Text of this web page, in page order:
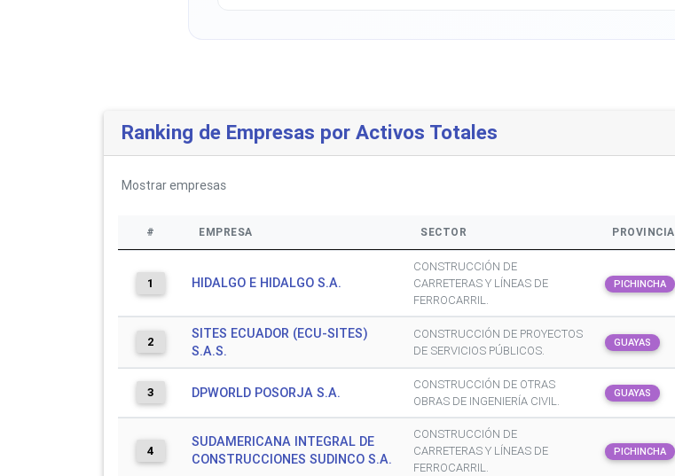
Ranking de Empresas por Activos Totales
Mostrarempresas
# EMPRESA SECTOR PROVINCIA
1 HIDALGO E HIDALGO S.A.
CONSTRUCCIÓN DE
CARRETERAS Y LÍNEAS DE
FERROCARRIL.
PICHINCHA
2
SITES ECUADOR (ECU-SITES)
S.A.S.
CONSTRUCCIÓN DE PROYECTOS
DE SERVICIOS PÚBLICOS.
GUAYAS
3 DPWORLD POSORJA S.A.
CONSTRUCCIÓN DE OTRAS
OBRAS DE INGENIERÍA CIVIL.
GUAYAS
4
SUDAMERICANA INTEGRAL DE
CONSTRUCCIONES SUDINCO S.A.
CONSTRUCCIÓN DE
CARRETERAS Y LÍNEAS DE
FERROCARRIL.
PICHINCHA